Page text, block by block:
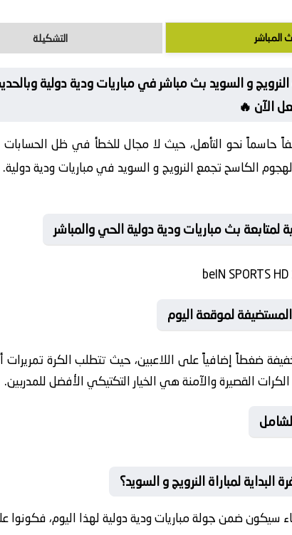
المباشر التشكيلة
و السويد بث مباشر في مباريات ودية دولية
الآن 🔥
حاسماً نحو التأهل، حيث لا مجال للخطأ في ظل الحسابات
الكاسح تجمع النرويج و السويد في مباريات ودية
لمتابعة بث مباريات ودية دولية الحي والمباشر
لموقعة اليوم
ضغطاً إضافياً على اللاعبين، حيث تتطلب الكرة تمريرات
الكرات القصيرة والآمنة هي الخيار التكتيكي الأفضل للمدربين.
لمباراة النرويج و السويد؟
سيكون ضمن جولة مباريات ودية دولية لهذا اليوم، فكونوا